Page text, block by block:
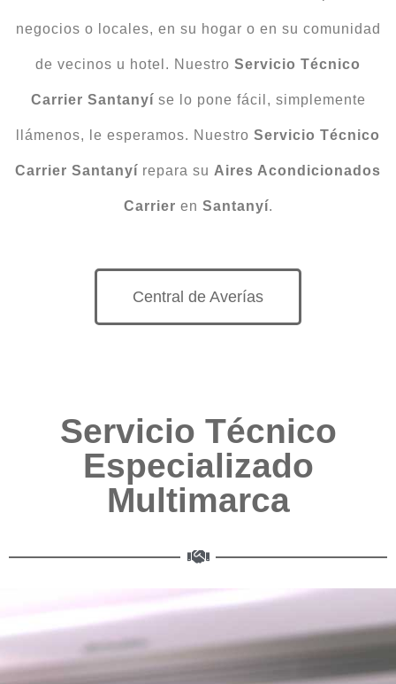
negocios o locales, en su hogar o en su comunidad
de vecinos u hotel. Nuestro Servicio Técnico
Carrier Santanyí se lo pone fácil, simplemente
llámenos, le esperamos. Nuestro Servicio Técnico
Carrier Santanyí repara su Aires Acondicionados
Carrier en Santanyí.
Central de Averías
Servicio Técnico
Especializado
Multimarca